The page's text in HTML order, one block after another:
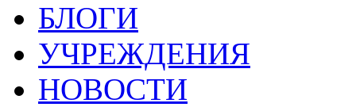
БЛОГИ
УЧРЕЖДЕНИЯ
НОВОСТИ